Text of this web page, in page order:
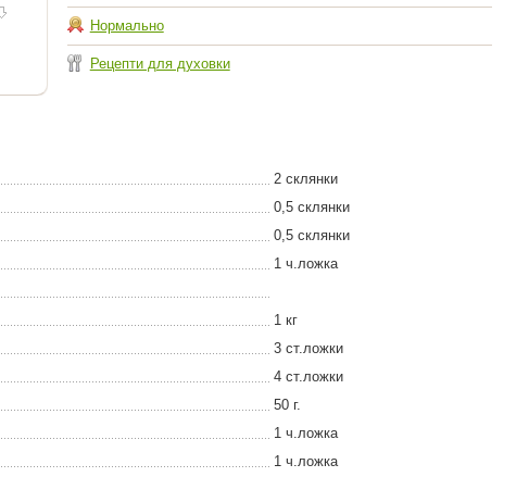
Нормально
Рецепти для духовки
2 склянки
0,5 склянки
0,5 склянки
1 ч.ложка
1 кг
3 ст.ложки
4 ст.ложки
50 г.
1 ч.ложка
1 ч.ложка